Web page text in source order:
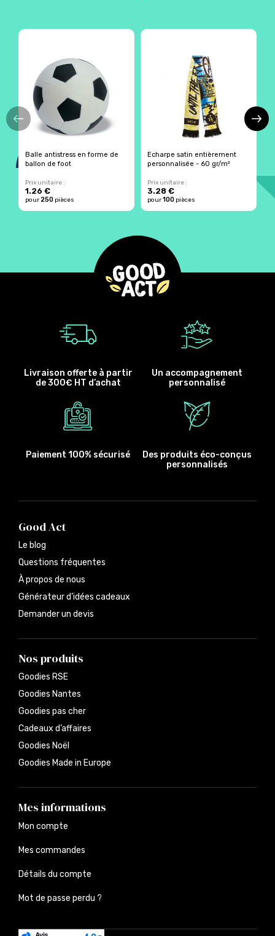
Balle antistress en forme de
ballon de foot
Prix unitaire :
1.26 €
pour250 pièces
Echarpe satin entièrement
personnalisée - 60 gr/m²
Prix unitaire :
3.28 €
pour100 pièces
Livraison offerte à partir
de 300€ HT d’achat
Un accompagnement
personnalisé
Paiement 100% sécurisé
Des produits éco-conçus
personnalisés
Good Act
Le blog
Questions fréquentes
À propos de nous
Générateur d’idées cadeaux
Demander un devis
Nos produits
Goodies RSE
Goodies Nantes
Goodies pas cher
Cadeaux d’affaires
Goodies Noël
Goodies Made in Europe
Mes informations
Mon compte
Mes commandes
Détails du compte
Mot de passe perdu ?